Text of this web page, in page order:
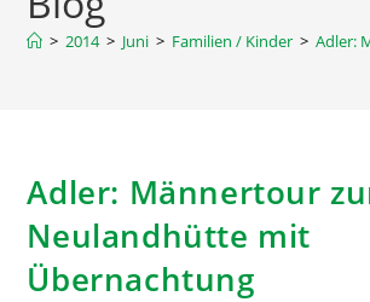
> 2014 > Juni > Familien / Kinder > Adler:
Adler: Männertour
Neulandhütte mit
Übernachtung